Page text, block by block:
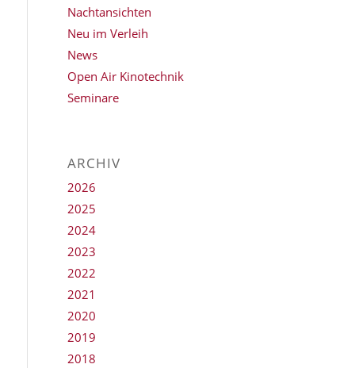
Nachtansichten
Neu im Verleih
News
Open Air Kinotechnik
Seminare
ARCHIV
2026
2025
2024
2023
2022
2021
2020
2019
2018